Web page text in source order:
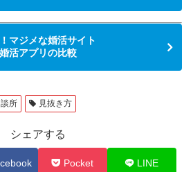
マジメな婚活サイト
婚活アプリの比較
所 見抜き方
シェアする
Pocket LINE